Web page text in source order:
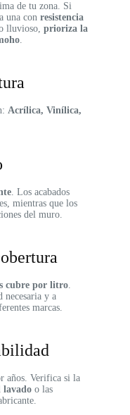
de tu zona. Si
una con resistencia
lluvioso, prioriza la
.
Acrílica, Vinílica,
. Los acabados
mientras que los
del muro.
cubre por litro.
necesaria y a
marcas.
años. Verifica si la
lavadoo las